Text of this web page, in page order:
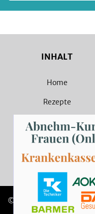
INHALT
Home
Rezepte
Magazin
Sammlungen
Rezept Suche
© 2026 SevenCooks